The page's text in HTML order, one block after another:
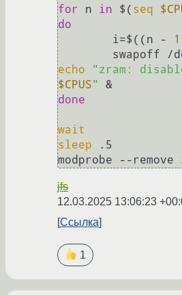
for n in $( seq
do
        i=$((n -
1
echo
"zram:
$CPUS"
done
wait
sleep .5
jfs
12.03.2025 13:06:23
Ссылка
1